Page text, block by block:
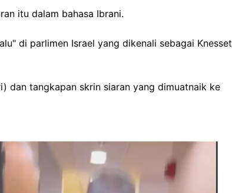
itu dalam bahasa Ibrani.
di parlimen Israel yang dikenali sebagai Knesset
dan tangkapan skrin siaran yang dimuatnaik ke